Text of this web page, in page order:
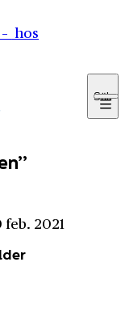
hos
Sök
feb. 2021